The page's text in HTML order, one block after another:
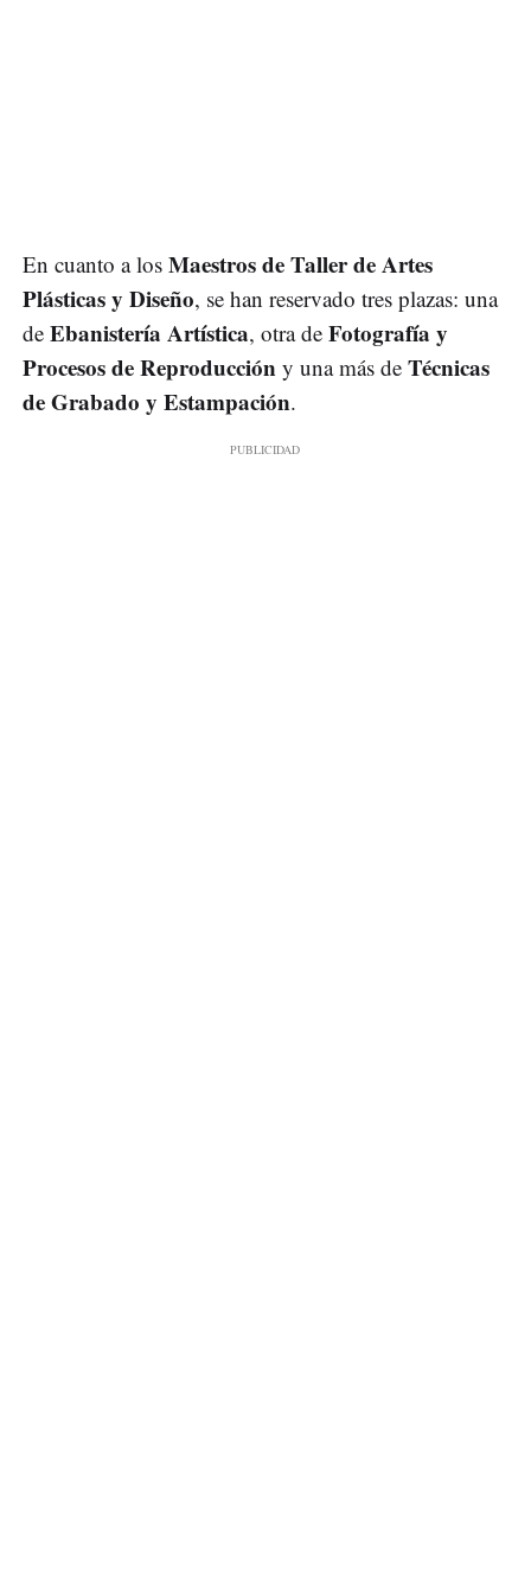
En cuanto a los Maestros de Taller de Artes
Plásticas y Diseño, se han reservado tres plazas: una
de Ebanistería Artística, otra de Fotografía y
Procesos de Reproducción y una más de Técnicas
de Grabado y Estampación.